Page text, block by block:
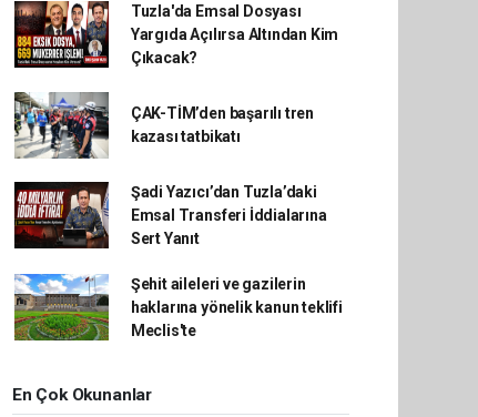
Tuzla'da Emsal Dosyası
Yargıda Açılırsa Altından Kim
Çıkacak?
ÇAK-TİM’den başarılı tren
kazası tatbikatı
Şadi Yazıcı’dan Tuzla’daki
Emsal Transferi İddialarına
Sert Yanıt
Şehit aileleri ve gazilerin
haklarına yönelik kanun teklifi
Meclis'te
En Çok Okunanlar